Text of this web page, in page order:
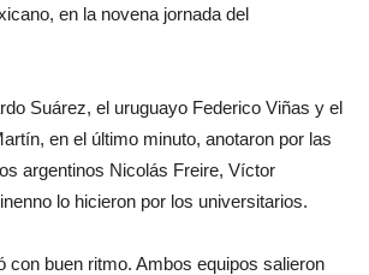
en la novena jornada del
Suárez, el uruguayo Federico Viñas y el
en el último minuto, anotaron por las
argentinos Nicolás Freire, Víctor
lo hicieron por los universitarios.
con buen ritmo. Ambos equipos salieron